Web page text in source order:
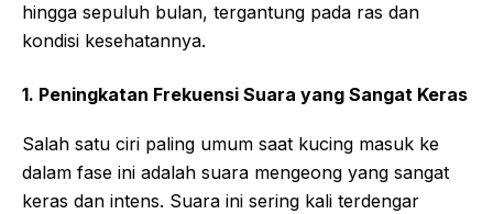
hingga sepuluh bulan, tergantung pada ras dan
kondisi kesehatannya.
1. Peningkatan Frekuensi Suara yang Sangat Keras
Salah satu ciri paling umum saat kucing masuk ke
dalam fase ini adalah suara mengeong yang sangat
keras dan intens. Suara ini sering kali terdengar